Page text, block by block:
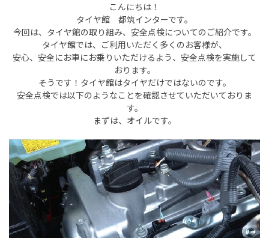
こんにちは！
タイヤ館 都筑インターです。
今回は、タイヤ館の取り組み、安全点検についてのご紹介です。
タイヤ館では、ご利用いただく多くのお客様が、
安心、安全にお車にお乗りいただけるよう、安全点検を実施して
おります。
そうです！タイヤ館はタイヤだけではないのです。
安全点検では以下のようなことを確認させていただいておりま
す。
まずは、オイルです。